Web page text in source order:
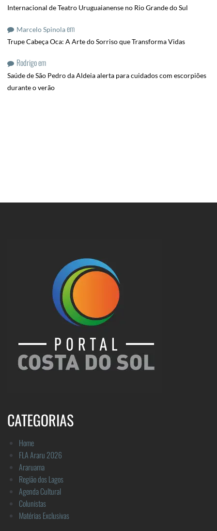
Internacional de Teatro Uruguaianense no Rio Grande do Sul
Marcelo Spinolaem
Trupe Cabeça Oca: A Arte do Sorriso que Transforma Vidas
Rodrigoem
Saúde de São Pedro da Aldeia alerta para cuidados com escorpiões
durante o verão
CATEGORIAS
Home
FLA Araru 2026
Araruama
Região dos Lagos
Agenda Cultural
Colunistas
Matérias Exclusivas